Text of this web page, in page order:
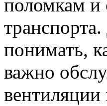
поломкам и
понимать,
важно